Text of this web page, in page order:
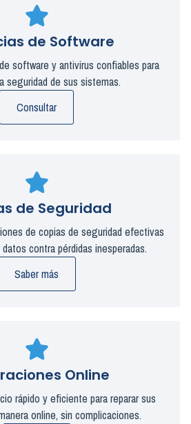
de Software
software y antivirus confiables para
seguridad de sus sistemas.
Consultar
de Seguridad
de copias de seguridad efectivas
contra pérdidas inesperadas.
Saber más
Online
rápido y eficiente para reparar sus
online, sin complicaciones.